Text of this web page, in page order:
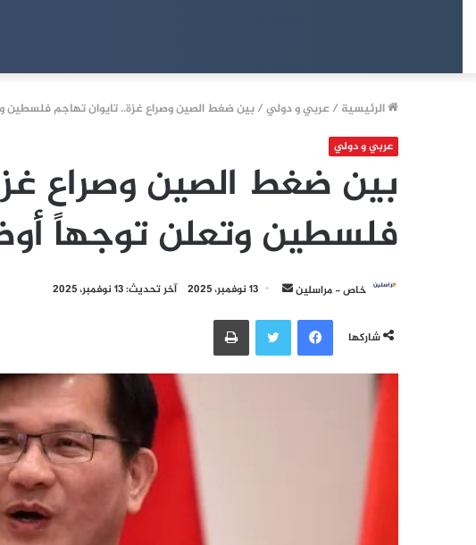
الرئيسية /عربي و دولي/بين ضغط الصين وصراع غزة.. تايوان تهاجم فلسطين
عربي و دولي
بين ضغط الصين وصراع
فلسطين وتعلن توجهاً
خاص - مراسلين
أرسل
إلكترونيا
13 نوفمبر، 2025 آخر تحديث: 13 نوفمبر، 2025
شاركها
فيسبوكتويتر طباعة